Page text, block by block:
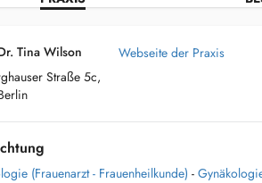
Tina Wilson
Straße 5c,
Webseite der Praxis
(Frauenarzt - Frauenheilkunde) -